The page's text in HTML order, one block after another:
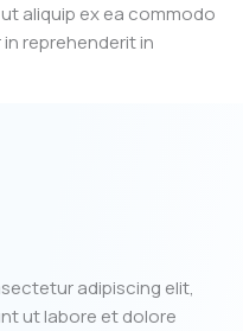
aliquip ex ea commodo
reprehenderit in
adipiscing elit,
ut labore et dolore